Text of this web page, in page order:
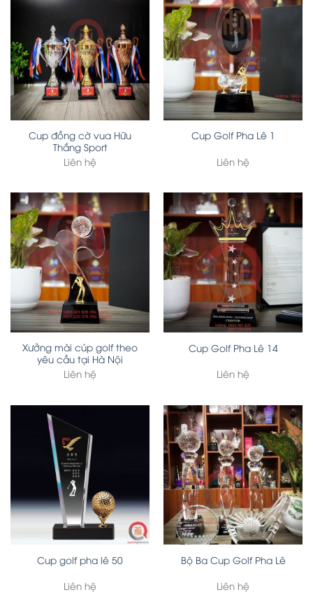
Cup đồng cờ vua Hữu
Thắng Sport
Liên hệ
Cup Golf Pha Lê 1
Liên hệ
Xưởng mài cúp golf theo
yêu cầu tại Hà Nội
Liên hệ
Cup Golf Pha Lê 14
Liên hệ
Cup golf pha lê 50
Liên hệ
Bộ Ba Cup Golf Pha Lê
Liên hệ